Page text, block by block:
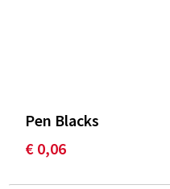
Pen Blacks
€ 0,06